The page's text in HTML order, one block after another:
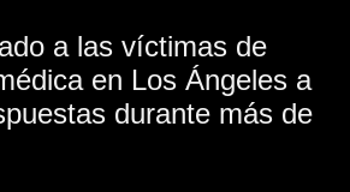
a las víctimas de
en Los Ángeles a
durante más de